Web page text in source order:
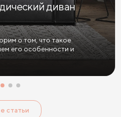
с подушками
софа Диваны из велюра
диван
о том, что такое
его особенности и
статьи